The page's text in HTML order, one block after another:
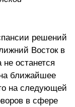
решений
Восток в
останется
ближайшее
на следующей
в сфере